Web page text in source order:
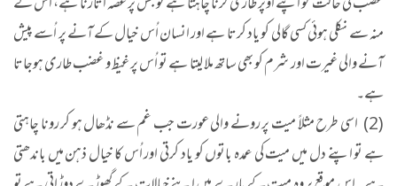
منہ سے نکلی ہوئی کسی گالی کو یاد کرتا ہے اور انسان اُس خیال کے آنے پر اُسے پیش
آنے والی غیرت اور شرم کو بھی ساتھ ملا لیتا ہے تو اُس پر غیظ و غضب طاری ہوجاتا
ہے۔
(2) اسی طرح مثلاً میت پر رونے والی عورت جب غم سے نڈھال ہو کر رونا چاہتی
ہے تو اپنے دل میں میت کی عمدہ باتوں کو یاد کرتی اور اُس کا خیال ذہن میں باندھتی